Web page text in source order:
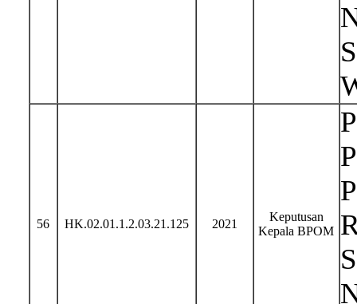
56 HK.02.01.1.2.03.21.125 2021
Keputusan
Kepala BPOM